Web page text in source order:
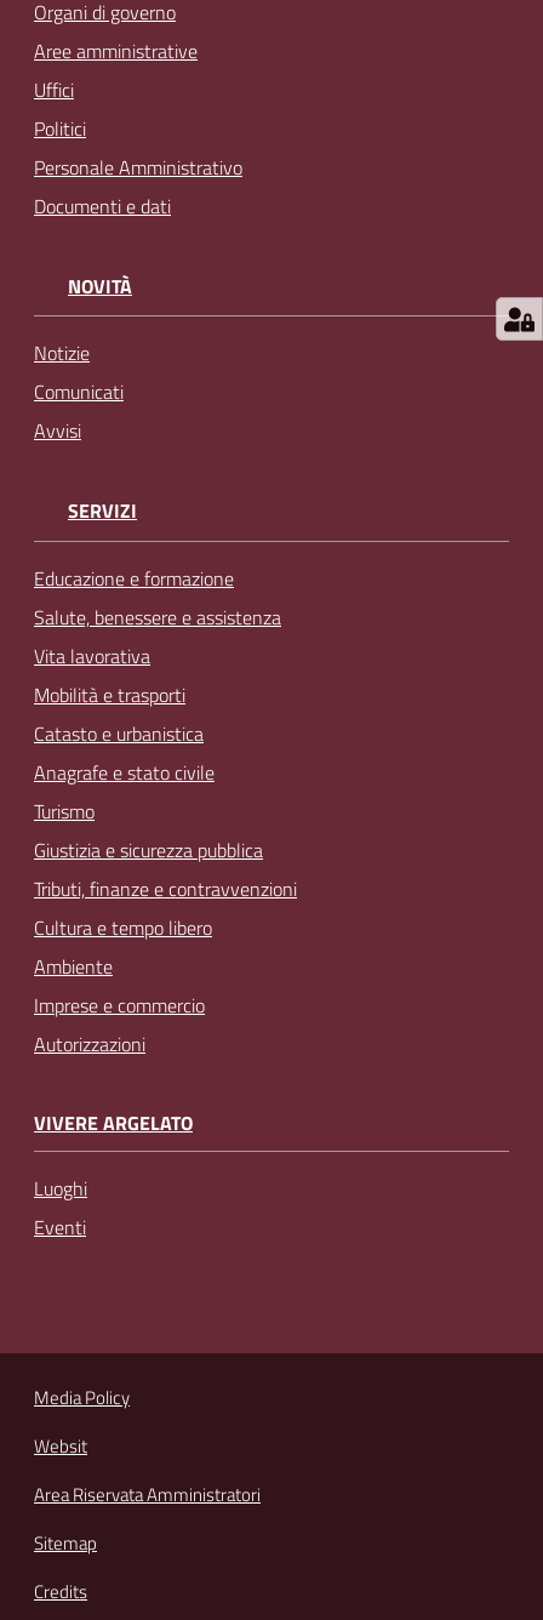
Organi di governo
Aree amministrative
Uffici
Politici
Personale Amministrativo
Documenti e dati
NOVITÀ
Notizie
Comunicati
Avvisi
SERVIZI
Educazione e formazione
Salute, benessere e assistenza
Vita lavorativa
Mobilità e trasporti
Catasto e urbanistica
Anagrafe e stato civile
Turismo
Giustizia e sicurezza pubblica
Tributi, finanze e contravvenzioni
Cultura e tempo libero
Ambiente
Imprese e commercio
Autorizzazioni
VIVERE ARGELATO
Luoghi
Eventi
Media Policy
Websit
Area Riservata Amministratori
Sitemap
Credits